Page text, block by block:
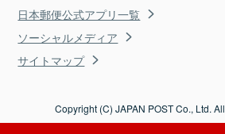
日本郵便公式アプリ一覧
ソーシャルメディア
サイトマップ
Copyright (C) JAPAN POST Co., Ltd.